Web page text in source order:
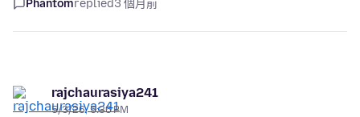
Phantomreplied3 個月前
rajchaurasiya241
5/3/26, 5:36 PM